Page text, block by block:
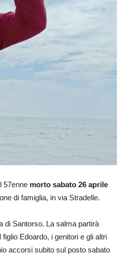
57enne morto sabato 26 aprile
di famiglia, in via Stradelle.
di Santorso. La salma partirà
figlio Edoardo, i genitori e gli altri
accorsi subito sul posto sabato